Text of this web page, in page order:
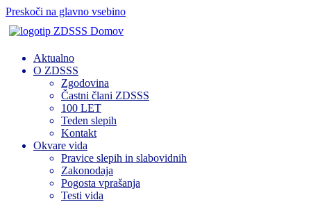
Preskoči na glavno vsebino
Domov
Aktualno
O ZDSSS
Zgodovina
Častni člani ZDSSS
100 LET
Teden slepih
Kontakt
Okvare vida
Pravice slepih in slabovidnih
Zakonodaja
Pogosta vprašanja
Testi vida